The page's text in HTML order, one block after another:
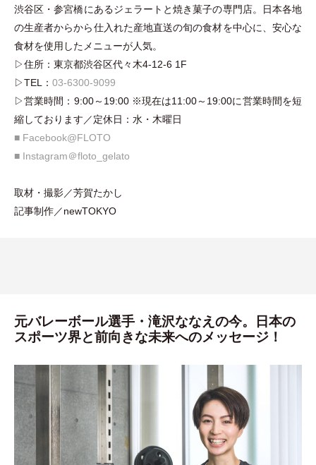
渋谷区 ・参宮橋にあるジェラートと焼き菓子の専門店。日本各地
の生産者からから仕入れた産地直送の旬の食材を中心に、安心な
食材を使用したメニューが人気。
▷住所：東京都渋谷区代々木4-12-6 1F
▷TEL： 03-6300-9099
▷営業時間：9:00～19:00 ※現在は11:00～19:00に営業時間を短
縮しております／定休日：水 ・ 木曜日
■ Facebook@FLOTO
■ Instagram＠floto_gelato
取材 ・ 撮影／芳賀たかし
記事制作／newTOKYO
元バレーボール選手・滝沢ななえの今。日本の
スポーツ界と前向きな未来へのメッセージ！